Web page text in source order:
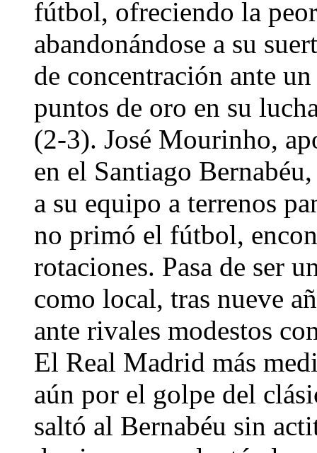
fútbol, ofreciendo la
abandonándose a su
de concentración ante
puntos de oro en su
(2-3). José Mourinho,
en el Santiago
a su equipo a terrenos
no primó el fútbol,
rotaciones. Pasa de ser
como local, tras nueve
ante rivales modestos
El Real Madrid más
aún por el golpe del
saltó al Bernabéu sin